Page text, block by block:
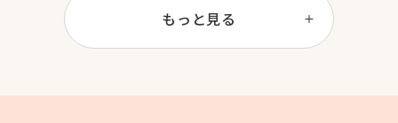
もっと見る